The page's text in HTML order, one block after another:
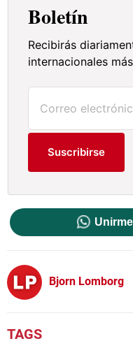
Boletín
Recibirás
internacionales
Suscribirse
Bjorn Lomborg